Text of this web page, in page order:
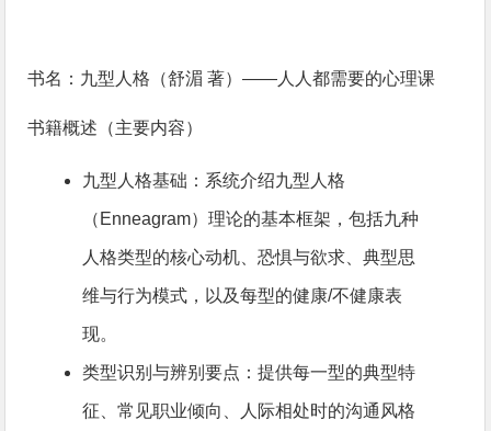
书名：九型人格（舒湄 著）——人人都需要的心理课
书籍概述（主要内容）
九型人格基础：系统介绍九型人格
（Enneagram）理论的基本框架，包括九种
人格类型的核心动机、恐惧与欲求、典型思
维与行为模式，以及每型的健康/不健康表
现。
类型识别与辨别要点：提供每一型的典型特
征、常见职业倾向、人际相处时的沟通风格